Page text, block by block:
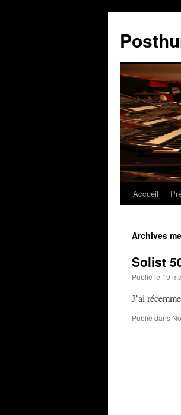
Accueil
Archives
Solist
Publié le 19
J’ai
Publié dans